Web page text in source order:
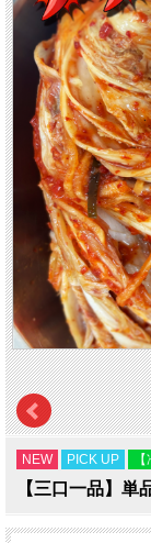
NEW PICK UP
【三口一品】